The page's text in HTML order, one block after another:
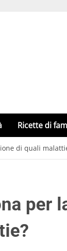
Ricette di
di quali
per